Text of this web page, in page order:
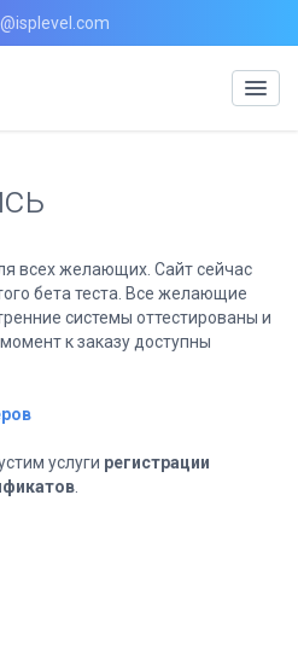
всех желающих. Сайт сейчас
бета теста. Все желающие
системы оттестированы и
к заказу доступны
услуги регистрации